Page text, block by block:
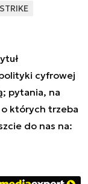
cyfrowej
pytania, na
których trzeba
do nas na: